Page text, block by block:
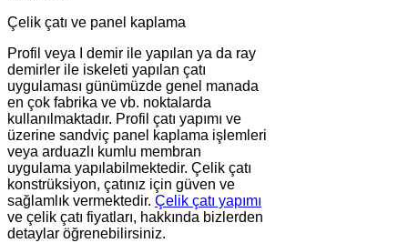
Çelik çatı ve panel kaplama
Profil veya I demir ile yapılan ya da ray
demirler ile iskeleti yapılan çatı
uygulaması günümüzde genel manada
en çok fabrika ve vb. noktalarda
kullanılmaktadır. Profil çatı yapımı ve
üzerine sandviç panel kaplama işlemleri
veya arduazlı kumlu membran
uygulama yapılabilmektedir. Çelik çatı
konstrüksiyon, çatınız için güven ve
sağlamlık vermektedir. Çelik çatı yapımı
ve çelik çatı fiyatları, hakkında bizlerden
detaylar öğrenebilirsiniz.